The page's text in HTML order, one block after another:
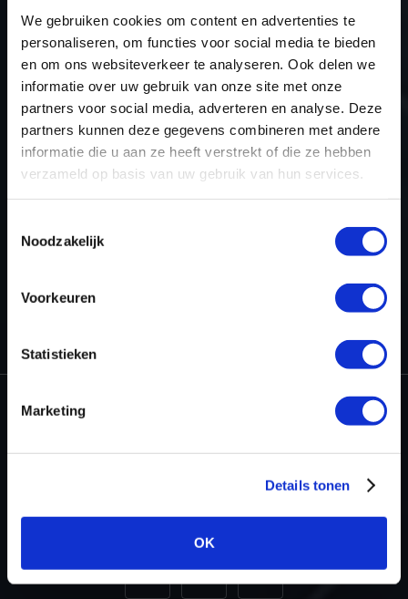
We gebruiken cookies om content en advertenties te
personaliseren, om functies voor social media te bieden
en om ons websiteverkeer te analyseren. Ook delen we
informatie over uw gebruik van onze site met onze
partners voor social media, adverteren en analyse. Deze
partners kunnen deze gegevens combineren met andere
informatie die u aan ze heeft verstrekt of die ze hebben
verzameld op basis van uw gebruik van hun services.
Noodzakelijk
Voorkeuren
Statistieken
Marketing
Details tonen
OK
SUBMIT
Netherlands
+31 35 820 0967
info@dyno-For tool support,